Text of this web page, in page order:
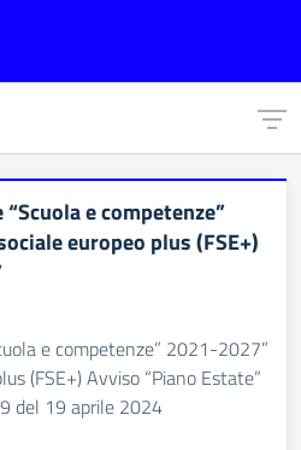
e competenze”
europeo plus (FSE+)
e competenze” 2021-2027”
(FSE+) Avviso “Piano Estate”
del 19 aprile 2024